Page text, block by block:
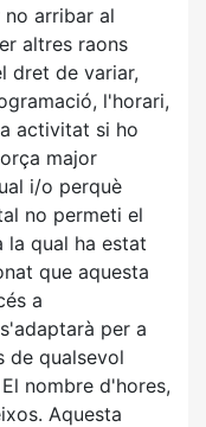
no arribar al
altres raons
dret de variar,
l'horari,
activitat si ho
major
i/o perquè
no permeti el
qual ha estat
que aquesta
a
per a
de qualsevol
nombre d'hores,
Aquesta